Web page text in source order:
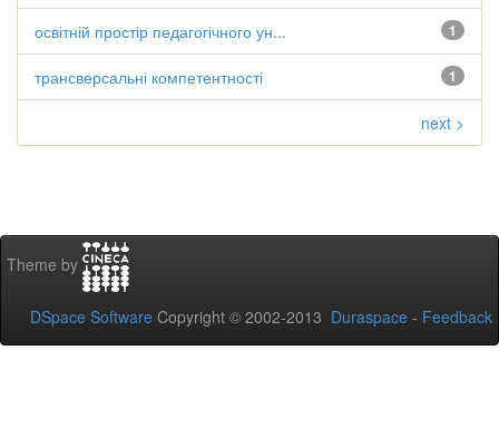
1
освітній простір педагогічного ун...
1
трансверсальні компетентності
next >
Theme by
DSpace Software Copyright © 2002-2013 Duraspace - Feedback